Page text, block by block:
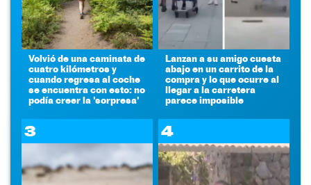
Volvió de una caminata de
cuatro kilómetros y
cuando regresa al coche
se encuentra con esto: no
podía creer la 'sorpresa'
Lanzan a su amigo cuesta
abajo en un carrito de la
compra y lo que ocurre al
llegar a la carretera
parece imposible
3 4